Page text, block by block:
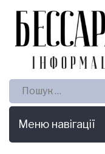
Пошук:
Меню навігації